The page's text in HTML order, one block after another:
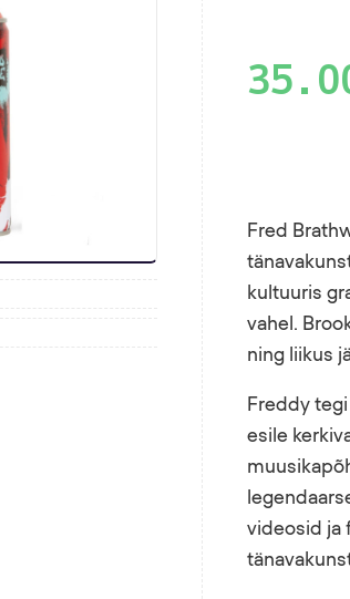
Fred
kultuuris
vahel.
ning liikus
Freddy
esile
videosid ja